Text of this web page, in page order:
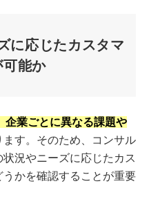
に応じたカスタマ
可能か
業ごとに異なる課題や
ます。そのため、コンサル
況やニーズに応じたカス
かを確認することが重要